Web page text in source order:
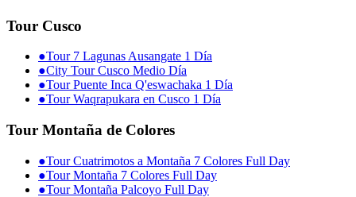
Tour Cusco
●Tour 7 Lagunas Ausangate 1 Día
●City Tour Cusco Medio Día
●Tour Puente Inca Q'eswachaka 1 Día
●Tour Waqrapukara en Cusco 1 Día
Tour Montaña de Colores
●Tour Cuatrimotos a Montaña 7 Colores Full Day
●Tour Montaña 7 Colores Full Day
●Tour Montaña Palcoyo Full Day